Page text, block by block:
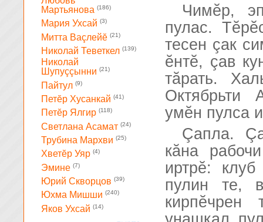
Чимĕр,
пулас.
тесен çак
ĕнтĕ, çав
тăрать.
Октябрьти
умĕн пулса
Çапла.
кăна
иртрĕ:
пулин те,
кирпĕчрен
Мартьянова (186)
Мария Ухсай (3)
Митта Ваçлейĕ (21)
Николай Теветкел (139)
Николай
Шупуççынни (21)
Пайтул (9)
Петĕр Хусанкай (41)
Петĕр Ялгир (118)
Светлана Асамат (24)
Трубина Мархви (25)
Хветĕр Уяр (4)
Эмине (7)
Юрий Скворцов (39)
Юхма Мишши (240)
Яков Ухсай (14)